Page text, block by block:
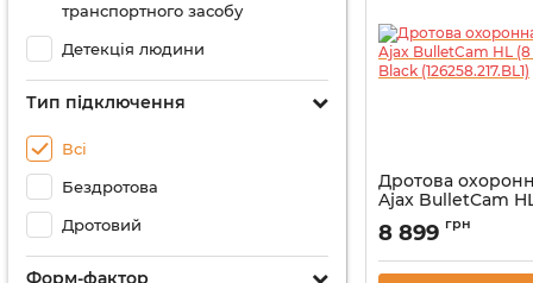
транспортного засобу
Детекція людини
Тип підключення
Всі
Бездротова
Дротовий
Форм-фактор
Дротова
Ajax BulletCam
mm) Black
Артикул:
8 899 грн